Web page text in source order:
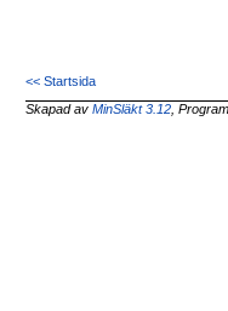
<< Startsida
Skapad avMinSläkt 3.12 ,